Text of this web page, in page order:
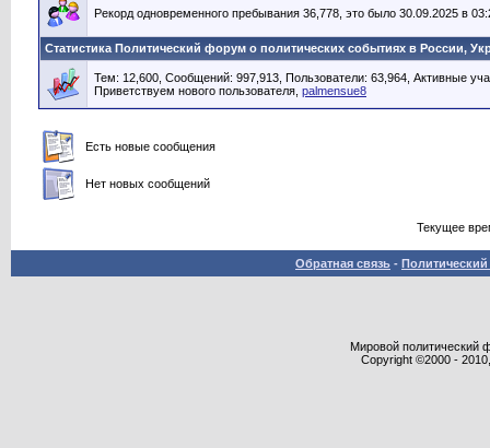
Рекорд одновременного пребывания 36,778, это было 30.09.2025 в
Статистика Политический форум о политических событиях в России,
Тем: 12,600, Сообщений: 997,913, Пользователи: 63,964, Активные
Приветствуем нового пользователя, palmensue8
Есть новые сообщения
Нет новых сообщений
Текущее
Обратная связь -
Мировой политический
Copyright ©2000 -